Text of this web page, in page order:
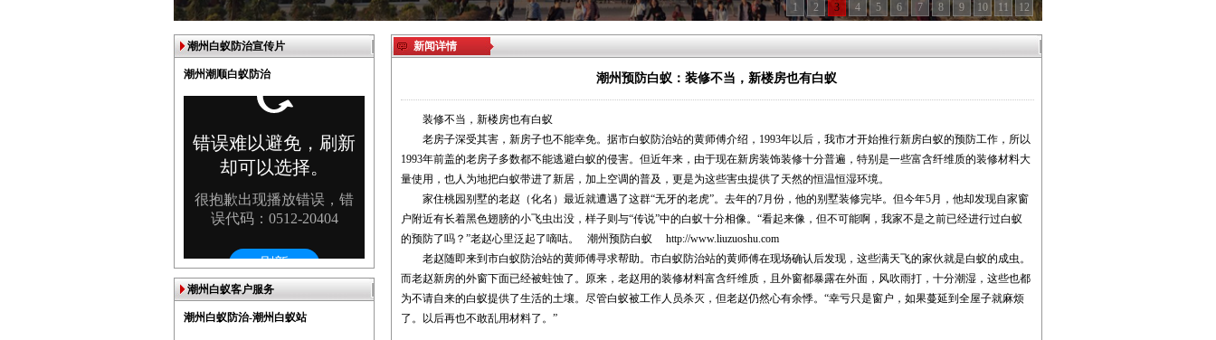
1 2 3 4 5 6 7 8 9 10 11 12
潮州白蚁防治宣传片
潮州潮顺白蚁防治
潮州白蚁客户服务
潮州白蚁防治-潮州白蚁站
新闻详情
潮州预防白蚁：装修不当，新楼房也有白蚁
装修不当，新楼房也有白蚁
老房子深受其害，新房子也不能幸免。据市白蚁防治站的黄师傅介绍，1993年以后，我市才开始推行新房白蚁的预防工作，所以
1993年前盖的老房子多数都不能逃避白蚁的侵害。但近年来，由于现在新房装饰装修十分普遍，特别是一些富含纤维质的装修材料大
量使用，也人为地把白蚁带进了新居，加上空调的普及，更是为这些害虫提供了天然的恒温恒湿环境。
家住桃园别墅的老赵（化名）最近就遭遇了这群“无牙的老虎”。去年的7月份，他的别墅装修完毕。但今年5月，他却发现自家窗
户附近有长着黑色翅膀的小飞虫出没，样子则与“传说”中的白蚁十分相像。“看起来像，但不可能啊，我家不是之前已经进行过白蚁
的预防了吗？”老赵心里泛起了嘀咕。 潮州预防白蚁
http://www.liuzuoshu.com
老赵随即来到市白蚁防治站的黄师傅寻求帮助。市白蚁防治站的黄师傅在现场确认后发现，这些满天飞的家伙就是白蚁的成虫。
而老赵新房的外窗下面已经被蛀蚀了。原来，老赵用的装修材料富含纤维质，且外窗都暴露在外面，风吹雨打，十分潮湿，这些也都
为不请自来的白蚁提供了生活的土壤。尽管白蚁被工作人员杀灭，但老赵仍然心有余悸。“幸亏只是窗户，如果蔓延到全屋子就麻烦
了。以后再也不敢乱用材料了。”